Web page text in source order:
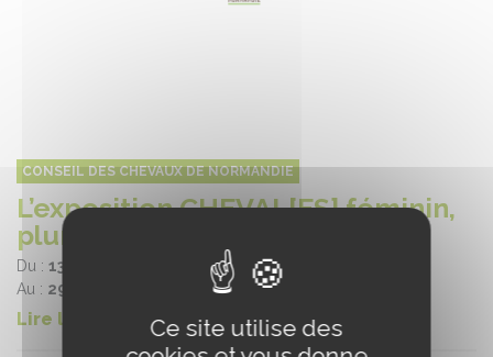
CONSEIL DES CHEVAUX DE NORMANDIE
L’exposition CHEVAL[ES] féminin,
pluriel au Château de Saumur
Du : 13/12/2023
Au : 29/02/2024
Lire la suite
Ce site utilise des